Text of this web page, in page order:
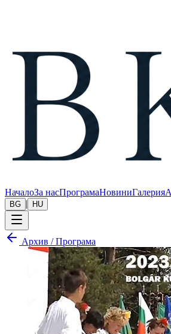
НачалоЗа насПрограмаНовиниГалерия
BG | HU
Архив /Програма